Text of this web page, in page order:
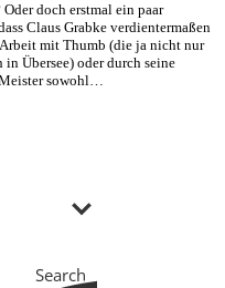
doch erstmal ein paar
Claus Grabke verdientermaßen
mit Thumb (die ja nicht nur
Übersee) oder durch seine
Meister sowohl…
Search